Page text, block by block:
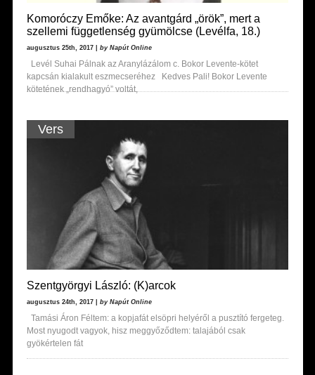
Komoróczy Emőke: Az avantgárd „örök”, mert a
szellemi függetlenség gyümölcse (Levélfa, 18.)
augusztus 25th, 2017 | by Napút Online
Levél Suhai Pálnak az Aranylázálom c. Bokor Levente-kötet
kapcsán kialakult eszmecseréhez Kedves Pali! Bokor Levente
kötetének „rendhagyó” voltát,
Vers
Szentgyörgyi László: (K)arcok
augusztus 24th, 2017 | by Napút Online
Tamási Áron Féltem: a kopjafát elsöpri helyéről a pusztító fergeteg.
Most nyugodt vagyok, hisz meggyőződtem: talajából csak
gyökértelen fát